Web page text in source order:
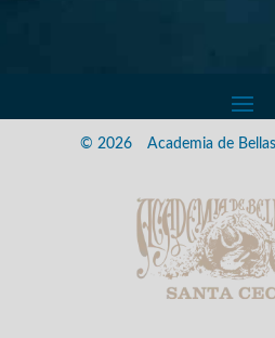
© 2026 Academia de